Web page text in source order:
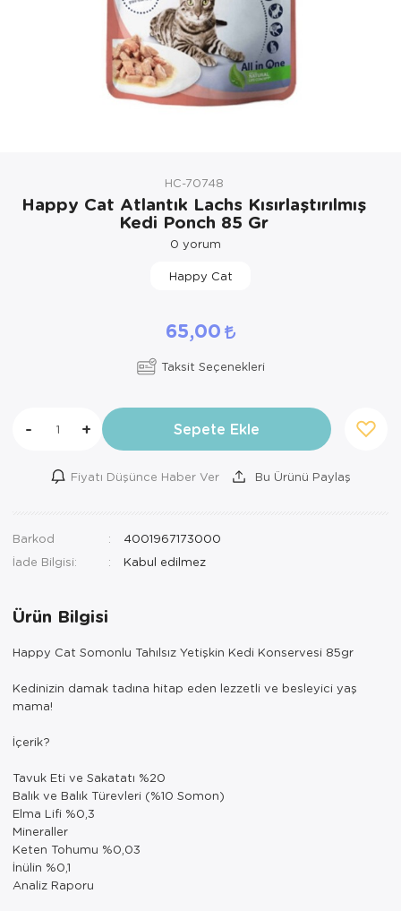
HC-70748
Happy Cat Atlantık Lachs Kısırlaştırılmış
Kedi Ponch 85 Gr
0 yorum
Happy Cat
65,00
Taksit Seçenekleri
- + Sepete Ekle
Fiyatı Düşünce Haber Ver Bu Ürünü Paylaş
Barkod
4001967173000
İade Bilgisi:
Ürün Bilgisi
Happy Cat Somonlu Tahılsız Yetişkin Kedi Konservesi 85gr
Kedinizin damak tadına hitap eden lezzetli ve besleyici yaş
mama!
İçerik?
Tavuk Eti ve Sakatatı %20
Balık ve Balık Türevleri (%10 Somon)
Elma Lifi %0,3
Mineraller
Keten Tohumu %0,03
İnülin %0,1
Analiz Raporu